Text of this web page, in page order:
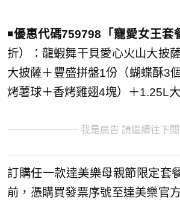
◾️優惠代碼759798「寵愛女王套
折）：龍蝦舞干貝愛心火山大披
大披薩＋豐盛拼盤1份（蝴蝶酥3
烤薯球＋香烤雞翅4塊）＋1.25L
我是廣告 請繼續往下
訂購任一款達美樂母親節限定套
前，憑購買發票序號至達美樂官